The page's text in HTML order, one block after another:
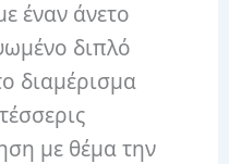
έναν άνετο
διπλό
διαμέρισμα
με θέμα την